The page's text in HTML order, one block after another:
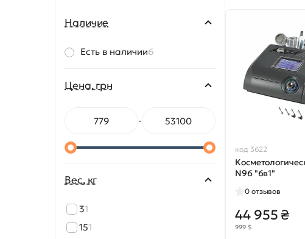
Наличие
Есть в наличии6
Цена, грн
-
Вес, кг
31
151
код 3622
N96 "6в1"
0 отзывов
44 955 ₴
999 $